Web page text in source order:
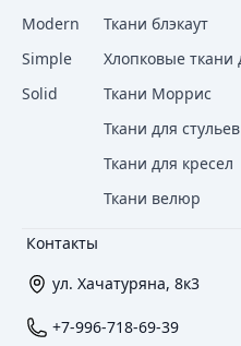
Контакты
ул. Хачатуряна, 8к3
+7-996-718-69-39
Modern
Simple
Solid
Ткани блэкаут
Ткани Моррис
Ткани для стульев
Ткани для кресел
Ткани велюр